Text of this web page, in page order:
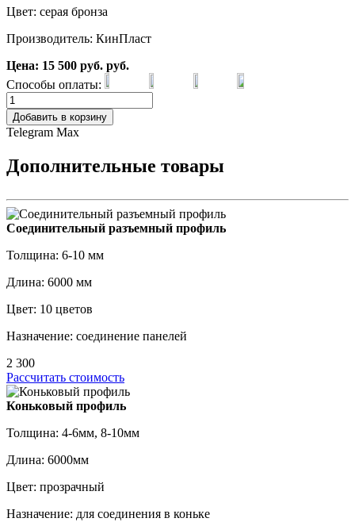
Цвет: серая бронза
Производитель: КинПласт
Цена: 15 500 руб. руб.
Способы оплаты:
Добавить в корзину
Telegram Max
Дополнительные товары
Соединительный разъемный профиль
Толщина: 6-10 мм
Длина: 6000 мм
Цвет: 10 цветов
Назначение: соединение панелей
2 300
Рассчитать стоимость
Коньковый профиль
Толщина: 4-6мм, 8-10мм
Длина: 6000мм
Цвет: прозрачный
Назначение: для соединения в коньке